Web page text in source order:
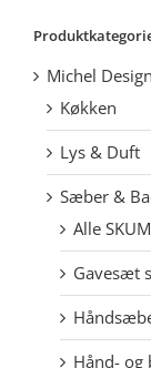
Michel
Køkken
Lys & Duft
Sæber &
Alle
Gavesæt
Hånd- og